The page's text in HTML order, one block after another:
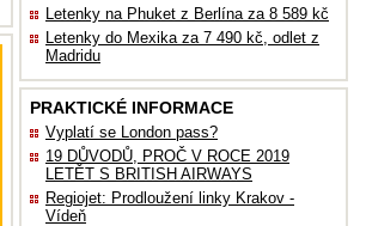
Letenky na Phuket z Berlína za 8 589 kč
Letenky do Mexika za 7 490 kč, odlet z
Madridu
PRAKTICKÉ INFORMACE
Vyplatí se London pass?
19 DŮVODŮ, PROČ V ROCE 2019
LETĚT S BRITISH AIRWAYS
Regiojet: Prodloužení linky Krakov -
Vídeň